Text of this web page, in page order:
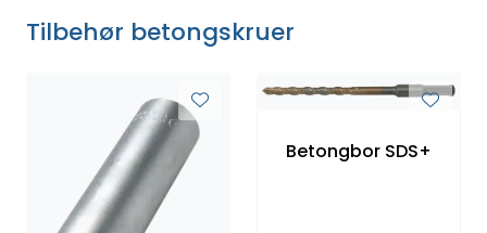
Tilbehør betongskruer
Betongbor SDS+